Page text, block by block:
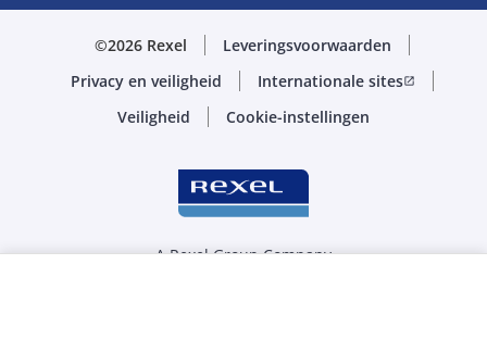
©2026 Rexel
Leveringsvoorwaarden
Privacy en veiligheid
Internationale sitesopen_in_new
Veiligheid Cookie-instellingen
A Rexel Group Company